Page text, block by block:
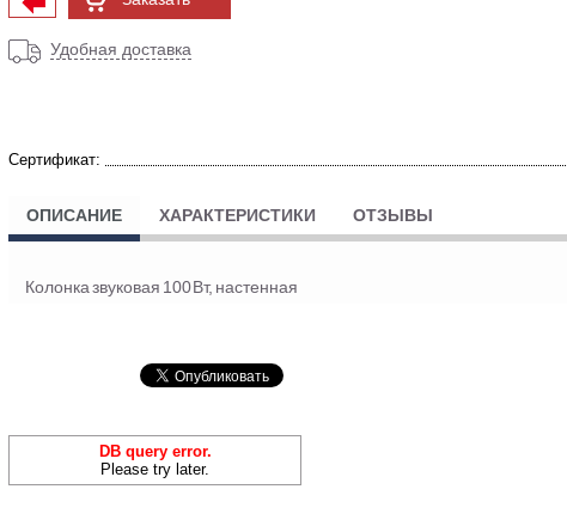
Удобная доставка
Сертификат:
ОПИСАНИЕ ХАРАКТЕРИСТИКИ ОТЗЫВЫ
Колонка звуковая 100 Вт, настенная
DB query error.
Please try later.